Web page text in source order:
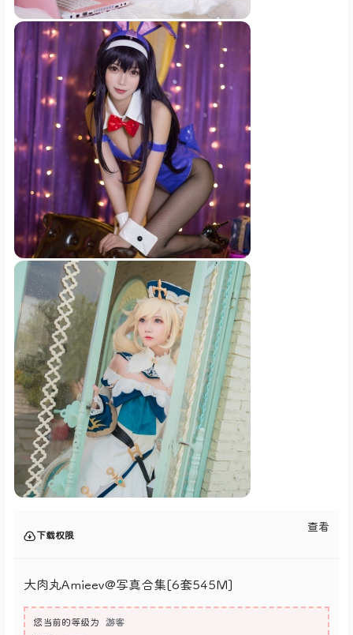
下载权限
查看
大肉丸Amieev@写真合集[6套545M]
您当前的等级为 游客